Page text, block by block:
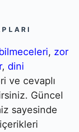
, zor
, dini
ve cevaplı
Güncel
sayesinde